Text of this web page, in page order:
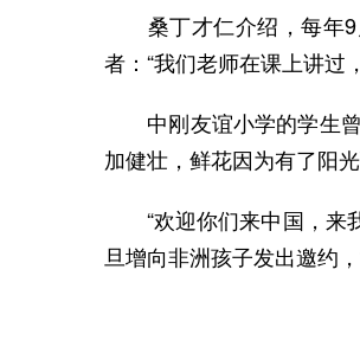
桑丁才仁介绍，每年9
者：“我们老师在课上讲过
中刚友谊小学的学生曾
加健壮，鲜花因为有了阳
“欢迎你们来中国，来我
旦增向非洲孩子发出邀约